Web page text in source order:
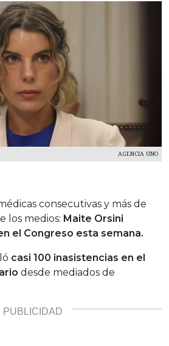
AGENCIA UNO
consecutivas y más de
los medios: Maite Orsini
el Congreso esta semana.
casi 100 inasistencias en el
desde mediados de